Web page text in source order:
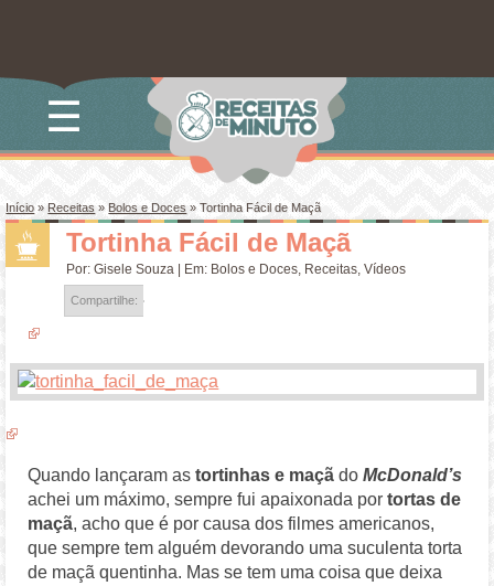
☰
Início»Receitas » Bolos e Doces »Tortinha Fácil de Maçã
Tortinha Fácil de Maçã
Por:Gisele Souza | Em: Bolos e Doces, Receitas,Vídeos
Compartilhe:
Quando lançaram astortinhas e maçã do McDonald’s
achei um máximo, sempre fui apaixonada portortas de
maçã, acho que é por causa dos filmes americanos,
que sempre tem alguém devorando uma suculenta torta
de maçã quentinha. Mas se tem uma coisa que deixa